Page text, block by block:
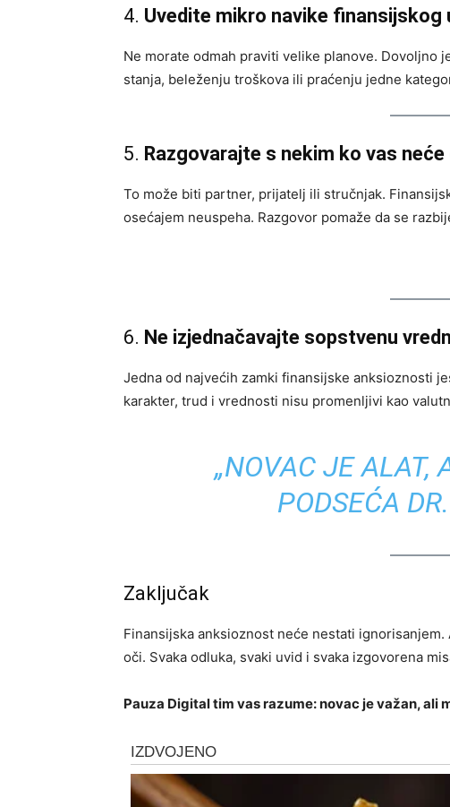
4. Uvedite mikro navike finansijskog
Ne morate odmah praviti velike planove. Dovoljno
stanja, beleženju troškova ili praćenju jedne
5. Razgovarajte s nekim ko vas
To može biti partner, prijatelj ili stručnjak.
osećajem neuspeha. Razgovor pomaže da se
6. Ne izjednačavajte sopstvenu
Jedna od najvećih zamki finansijske anksioznosti
karakter, trud i vrednosti nisu promenljivi kao
„NOVAC JE ALAT,
PODSEĆA
Zaključak
Finansijska anksioznost neće nestati
oči. Svaka odluka, svaki uvid i svaka izgovorena
Pauza Digital tim vas razume: novac je važan, ali